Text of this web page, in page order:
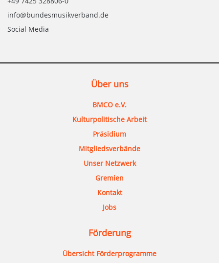
info@bundesmusikverband.de
Social Media
Über uns
BMCO e.V.
Kulturpolitische Arbeit
Präsidium
Mitgliedsverbände
Unser Netzwerk
Gremien
Kontakt
Jobs
Förderung
Übersicht Förderprogramme